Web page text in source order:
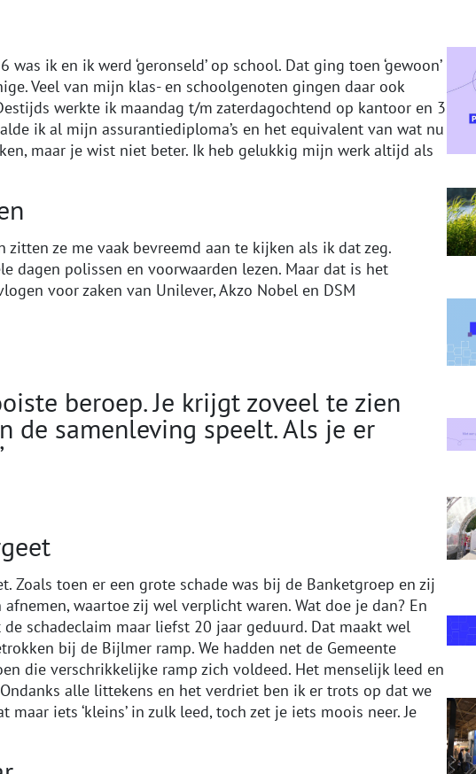
ik en ik werd ‘geronseld’ op school. Dat ging toen ‘gewoon’
Veel van mijn klas- en schoolgenoten gingen daar ook
werkte ik maandag t/m zaterdagochtend op kantoor en 3
ik al mijn assurantiediploma’s en het equivalent van wat nu
maar je wist niet beter. Ik heb gelukkig mijn werk altijd als
zitten ze me vaak bevreemd aan te kijken als ik dat zeg.
dagen polissen en voorwaarden lezen. Maar dat is het
voor zaken van Unilever, Akzo Nobel en DSM
beroep. Je krijgt zoveel te zien
de samenleving speelt. Als je er
Zoals toen er een grote schade was bij de Banketgroep en zij
waartoe zij wel verplicht waren. Wat doe je dan? En
schadeclaim maar liefst 20 jaar geduurd. Dat maakt wel
bij de Bijlmer ramp. We hadden net de Gemeente
die verschrikkelijke ramp zich voldeed. Het menselijk leed en
alle littekens en het verdriet ben ik er trots op dat we
iets ‘kleins’ in zulk leed, toch zet je iets moois neer. Je